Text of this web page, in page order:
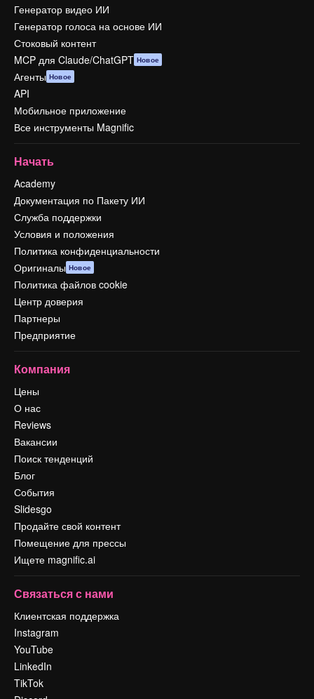
Генератор видео ИИ
Генератор голоса на основе ИИ
Стоковый контент
MCP для Claude/ChatGPT Новое
Агенты Новое
API
Мобильное приложение
Все инструменты Magnific
Начать
Academy
Документация по Пакету ИИ
Служба поддержки
Условия и положения
Политика конфиденциальности
Оригиналы Новое
Политика файлов cookie
Центр доверия
Партнеры
Предприятие
Компания
Цены
О нас
Reviews
Вакансии
Поиск тенденций
Блог
События
Slidesgo
Продайте свой контент
Помещение для прессы
Ищете magnific.ai
Связаться с нами
Клиентская поддержка
Instagram
YouTube
LinkedIn
TikTok